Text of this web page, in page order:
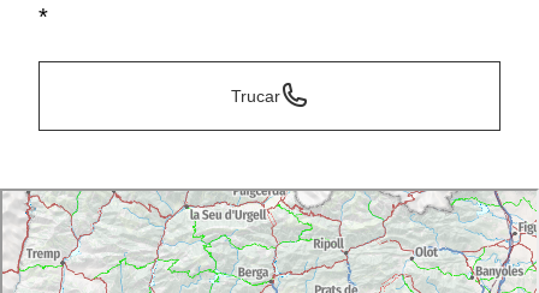
*
Trucar